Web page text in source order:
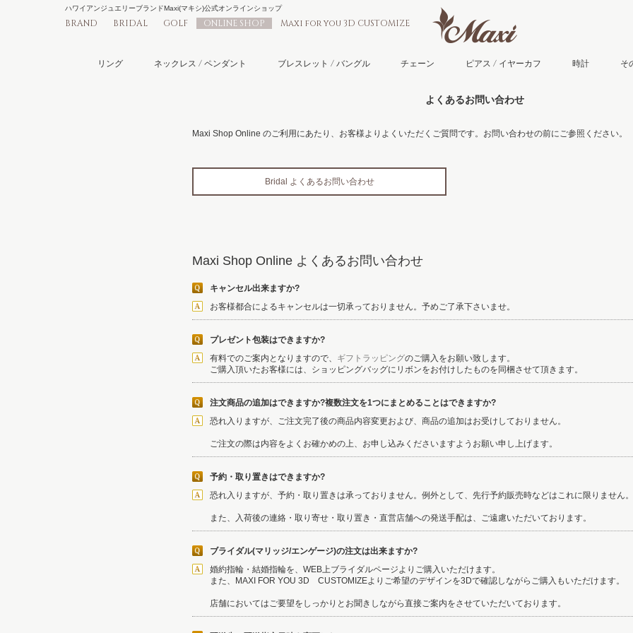
BRAND BRIDAL GOLF ONLINE SHOP Maxi for you 3D CUSTOMIZE
ハワイアンジュエリーブランドMaxi(マキシ)公式オンラインショップ
リング ネックレス / ペンダント ブレスレット / バングル チェーン ピアス / イヤーカフ 時計 そ
よくあるお問い合わせ
Maxi Shop Online のご利用にあたり、お客様よりよくいただくご質問です。お問い合わせの前にご参照ください。
Bridal よくあるお問い合わせ
Maxi Shop Online よくあるお問い合わせ
キャンセル出来ますか?
お客様都合によるキャンセルは一切承っておりません。予めご了承下さいませ。
プレゼント包装はできますか?
有料でのご案内となりますので、 ギフトラッピングのご購入をお願い致します。
ご購入頂いたお客様には、ショッピングバッグにリボンをお付けしたものを同梱させて頂きます。
注文商品の追加はできますか?複数注文を1つにまとめることはできますか?
恐れ入りますが、ご注文完了後の商品内容変更および、商品の追加はお受けしておりません。
ご注文の際は内容をよくお確かめの上、お申し込みくださいますようお願い申し上げます。
予約・取り置きはできますか?
恐れ入りますが、予約・取り置きは承っておりません。例外として、先行予約販売時などはこれに限りません。
また、入荷後の連絡・取り寄せ・取り置き・直営店舗への発送手配は、ご遠慮いただいております。
ブライダル(マリッジ/エンゲージ)の注文は出来ますか?
婚約指輪・結婚指輪を、WEB上ブライダルページよりご購入いただけます。
また、MAXI FOR YOU 3D CUSTOMIZEよりご希望のデザインを3Dで確認しながらご購入もいただけます。
店舗においてはご要望をしっかりとお聞きしながら直接ご案内をさせていただいております。